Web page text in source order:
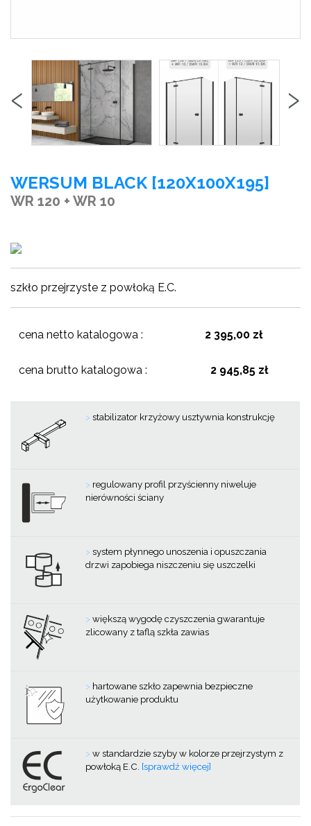
‹ ›
WERSUM BLACK [120X100X195]
WR 120 + WR 10
szkło przejrzyste z powłoką E.C.
cena netto katalogowa : 2 395,00 zł
cena brutto katalogowa : 2 945,85 zł
>stabilizator krzyżowy usztywnia konstrukcję
> regulowany profil przyścienny niweluje
nierówności ściany
>system płynnego unoszenia i opuszczania
drzwi zapobiega niszczeniu się uszczelki
>większą wygodę czyszczenia gwarantuje
zlicowany z taflą szkła zawias
> hartowane szkło zapewnia bezpieczne
użytkowanie produktu
>w standardzie szyby w kolorze przejrzystym z
powłoką E.C. [sprawdź więcej]